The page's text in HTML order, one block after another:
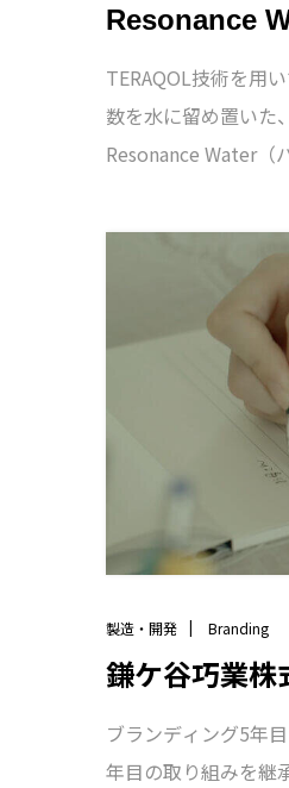
Resonance
TERAQOL技術を用
数を水に留め置いた
Resonance Water（
入稿から制作がスタ
の魅力や優位性が
をリライトし、映
の特徴である「振動
製造・開発 Branding
鎌ケ谷巧業株
ブランディング5年
年目の取り組みを継